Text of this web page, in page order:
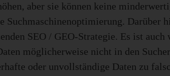
aber sie können keine
Suchmaschinenoptimierung. Darüber
SEO / GEO-Strategie. Es ist
möglicherweise nicht in den
oder unvollständige Daten zu